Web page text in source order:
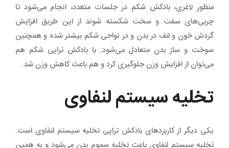
منظور لاغری، بادکش شکم در جلسات متعدد، انجام می‌شود تا
چربی‌های سفت و سخت شکسته شوند از این طریق افزایش
گردش خون و لنف در بدن و در نواحی شکم بیشتر شده و همچنین
سوخت و ساز بدن متعادل می‌شود. با بادکش تراپی شکم هم
می‌توان از افزایش وزن جلوگیری کرد و هم باعث کاهش وزن شد.
تخلیه سیستم لنفاوی
یکی دیگر از کاربردهای بادکش تراپی تخلیه سیستم لنفاوی است.
تخلیه سیستم لنفاوی باعث تخلیه سموم بدن می‌شود و به همین